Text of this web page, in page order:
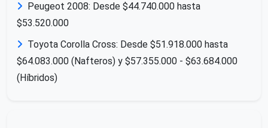
Peugeot 2008: Desde $44.740.000 hasta
$53.520.000
Toyota Corolla Cross: Desde $51.918.000 hasta
$64.083.000 (Nafteros) y $57.355.000 - $63.684.000
(Híbridos)